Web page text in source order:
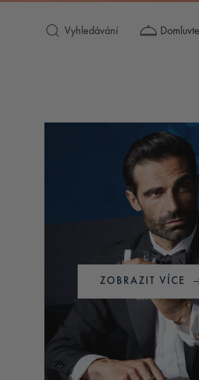
Vyhledávání
ZOBRAZIT VÍCE
ZOBRAZIT VÍCE
ZOBRAZIT VÍCE